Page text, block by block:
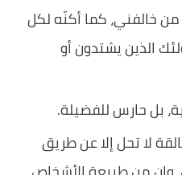
من خالفني، كما أكنّه لكل
الذين يشتدون أو
بل حارس للفضيلة.
لا تحل إلا عن طريق